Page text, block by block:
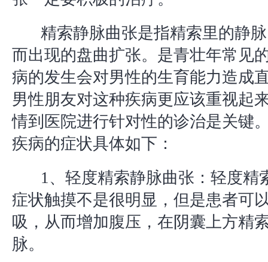
精索静脉曲张是指精索里的静
而出现的盘曲扩张。是青壮年常见
病的发生会对男性的生育能力造成
男性朋友对这种疾病更应该重视起
情到医院进行针对性的诊治是关键
疾病的症状具体如下：
1、轻度精索静脉曲张：轻度精
症状触摸不是很明显，但是患者可
吸，从而增加腹压，在阴囊上方精
脉。